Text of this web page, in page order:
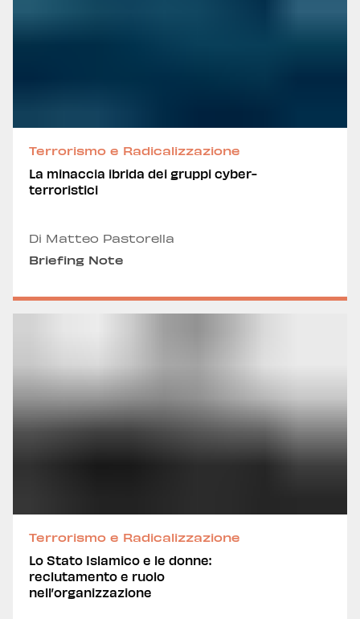
Terrorismo e Radicalizzazione
La minaccia ibrida dei gruppi cyber-
terroristici
Di Matteo Pastorella
Briefing Note
Terrorismo e Radicalizzazione
Lo Stato Islamico e le donne:
reclutamento e ruolo
nell’organizzazione